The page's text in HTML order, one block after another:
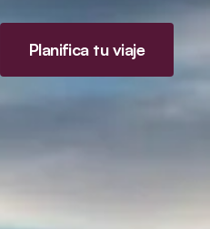
Planifica tu viaje